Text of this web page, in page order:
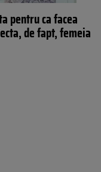
pentru ca facea
de fapt, femeia